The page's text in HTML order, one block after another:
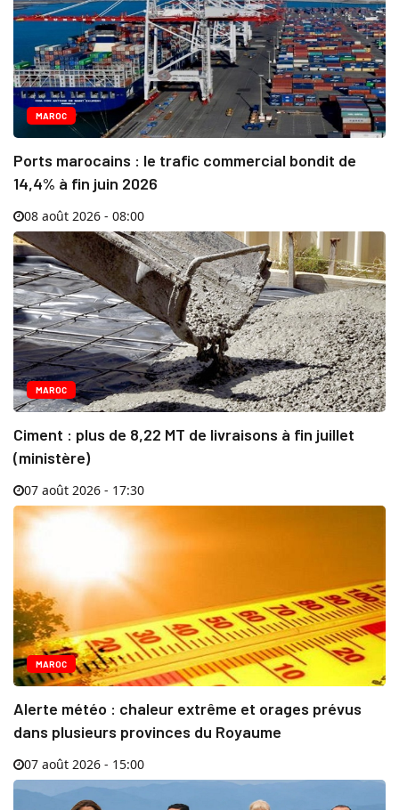
MAROC
Ports marocains : le trafic commercial bondit de
14,4% à fin juin 2026
08 août 2026 - 08:00
MAROC
Ciment : plus de 8,22 MT de livraisons à fin juillet
(ministère)
07 août 2026 - 17:30
MAROC
Alerte météo : chaleur extrême et orages prévus
dans plusieurs provinces du Royaume
07 août 2026 - 15:00